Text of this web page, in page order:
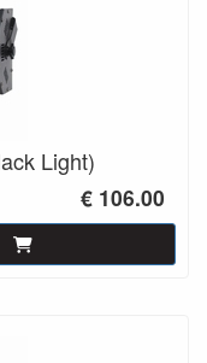
Light)
€ 106.00